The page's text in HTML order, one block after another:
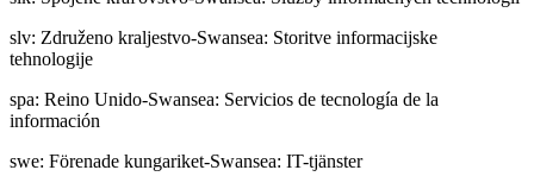
slv: Združeno kraljestvo-Swansea: Storitve informacijske
tehnologije
spa: Reino Unido-Swansea: Servicios de tecnología de la
información
swe: Förenade kungariket-Swansea: IT-tjänster